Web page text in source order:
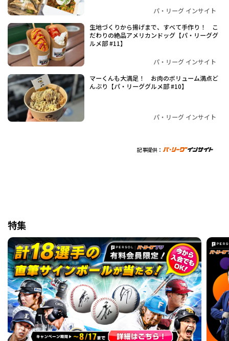
パ・リーグ インサイト
生地づくりから揚げまで、すべて手作り！ こ
だわりの絶品アメリカンドッグ【パ・リーググ
ルメ部 #11】
パ・リーグ インサイト
マーくんも大満足！ お肉のボリューム満点ど
んぶり【パ・リーググルメ部 #10】
パ・リーグ インサイト
記事提供：
特集